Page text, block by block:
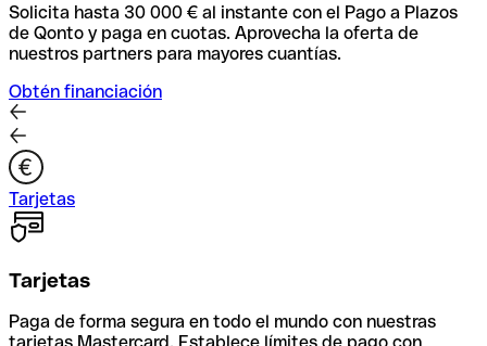
Solicita hasta 30 000 € al instante con el Pago a Plazos
de Qonto y paga en cuotas. Aprovecha la oferta de
nuestros partners para mayores cuantías.
Obtén financiación
Tarjetas
Tarjetas
Paga de forma segura en todo el mundo con nuestras